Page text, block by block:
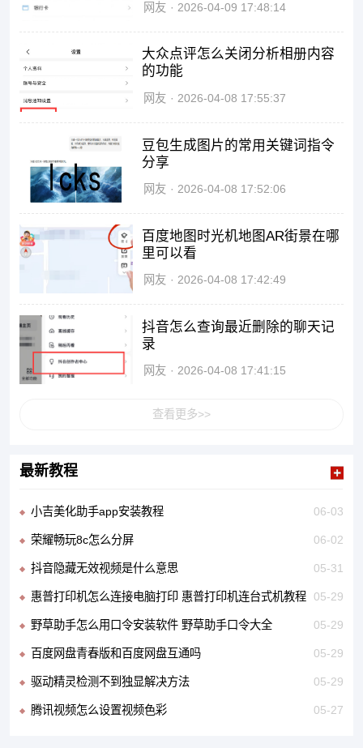
网友 2026-04-09 17:48:14
大众点评怎么关闭分析相册内容
的功能
网友 2026-04-08 17:55:37
豆包生成图片的常用关键词指令
分享
网友 2026-04-08 17:52:06
百度地图时光机地图AR街景在哪
里可以看
网友 2026-04-08 17:42:49
抖音怎么查询最近删除的聊天记
录
网友 2026-04-08 17:41:15
查看更多>>
最新教程
小吉美化助手app安装教程 06-03
荣耀畅玩8c怎么分屏 06-02
抖音隐藏无效视频是什么意思 05-31
惠普打印机怎么连接电脑打印 惠普打印机连台式机教程 05-29
野草助手怎么用口令安装软件 野草助手口令大全 05-29
百度网盘青春版和百度网盘互通吗 05-29
驱动精灵检测不到独显解决方法 05-29
腾讯视频怎么设置视频色彩 05-27